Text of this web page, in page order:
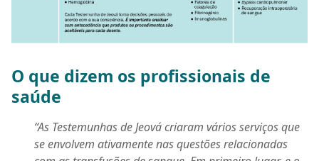
O que dizem os profissionais de
saúde
“As Testemunhas de Jeová criaram vários serviços que
se envolvem ativamente nas questões relacionadas